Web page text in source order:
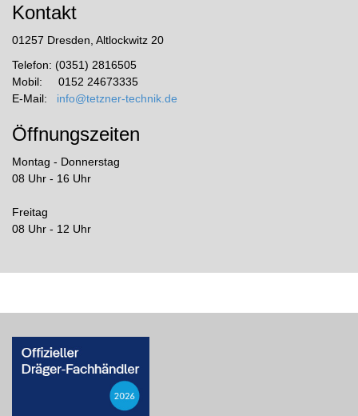
Kontakt
01257 Dresden, Altlockwitz 20
Telefon: (0351) 2816505
Mobil: 0152 24673335
E-Mail: info@tetzner-technik.de
Öffnungszeiten
Montag - Donnerstag
08 Uhr - 16 Uhr
Freitag
08 Uhr - 12 Uhr